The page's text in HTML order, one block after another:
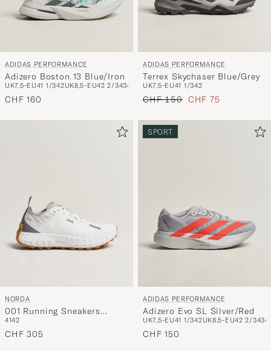
ADIDAS PERFORMANCE
Adizero Boston 13 Blue/Iron
UK7,5-EU41 1/342UK8,5-EU42 2/34344 UK10-EU44 2/3 UK10,5-EU45 1/3
CHF 160
ADIDAS PERFORMANCE
Terrex Skychaser Blue/Grey
UK7,5-EU41 1/342
Regulärer Preis
CHF 150 Reduzierter Preis
CHF 75
NORDA
001 Running Sneakers
White/Gum
4142
CHF 305
SPORT
ADIDAS PERFORMANCE
Adizero Evo SL Silver/Red
UK7,5-EU41 1/342UK8,5-EU42 2/343
CHF 150